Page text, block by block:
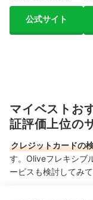
公式サイト
マイベストお
証評価上位の
クレジットカードの
す。Oliveフレキシブ
ービスも検討してみて